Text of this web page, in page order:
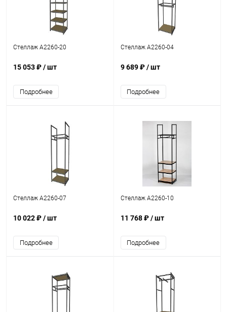
Стеллаж A2260-20
15 053 ₽/ шт
Подробнее
Стеллаж A2260-04
9 689 ₽/ шт
Подробнее
Стеллаж A2260-07
10 022 ₽/ шт
Подробнее
Стеллаж A2260-10
11 768 ₽/ шт
Подробнее